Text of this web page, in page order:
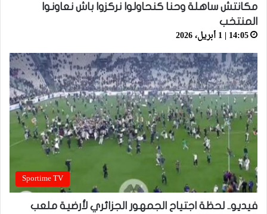
مكانتش ساهلة وحنا كنحاولوا نركزوا باش نعاونوا
المنتخب
14:05 | 1 أبريل، 2026
Sportime TV
فيديو.. لحظة اجتياح الجمهور الجزائري لأرضية ملعب